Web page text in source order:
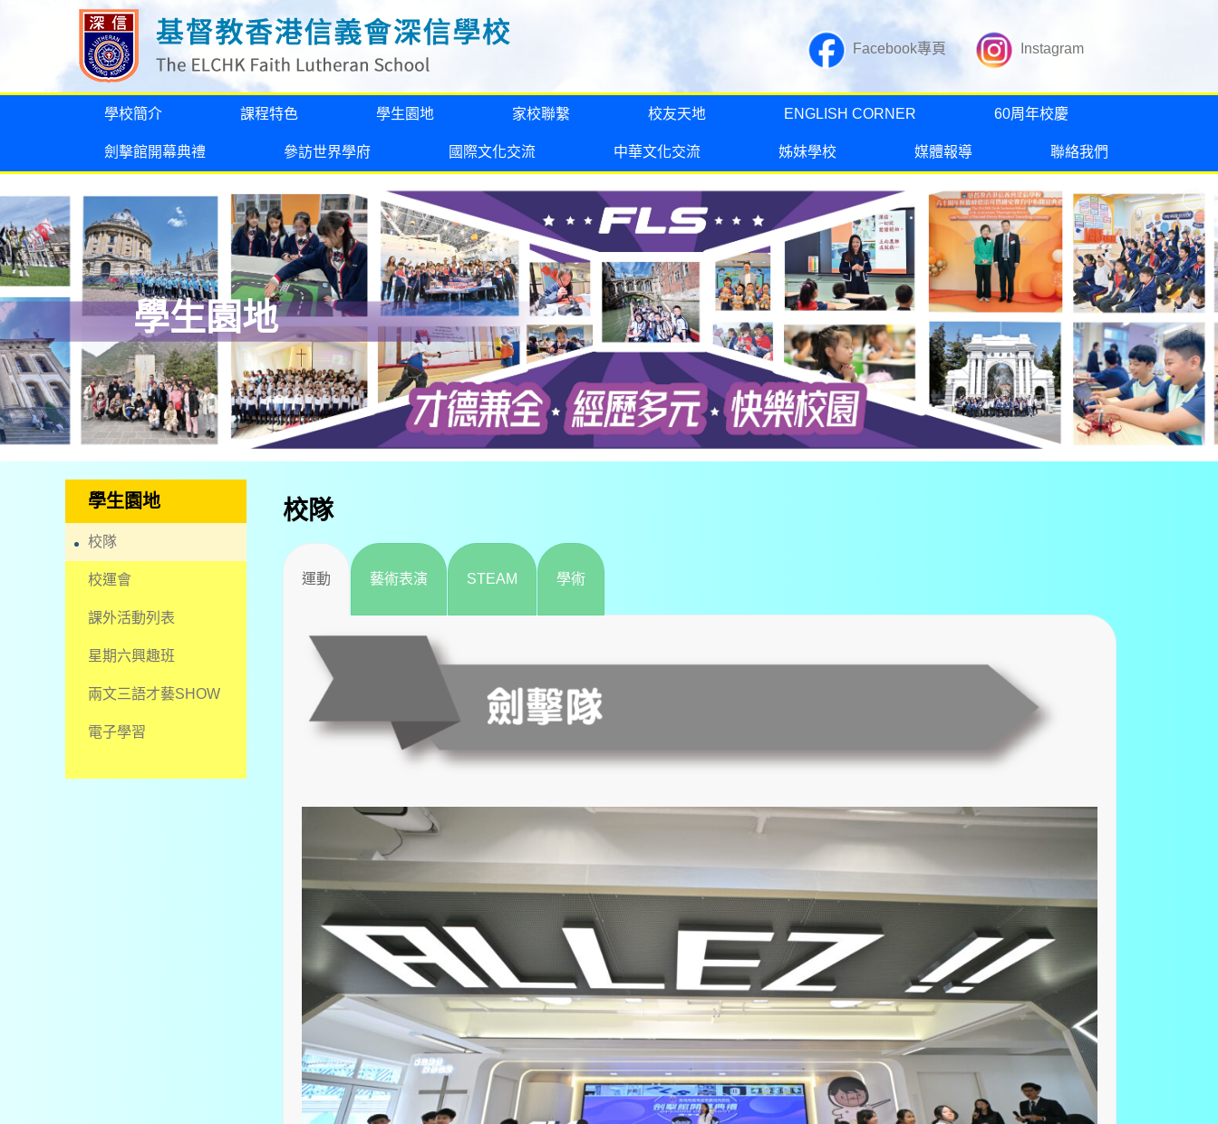
Facebook專頁 Instagram
學校簡介 課程特色 學生園地 家校聯繫 校友天地 ENGLISH CORNER 60周年校慶
劍擊館開幕典禮 參訪世界學府 國際文化交流 中華文化交流 姊妹學校 媒體報導 聯絡我們
學生園地
學生園地
校隊
校運會
課外活動列表
星期六興趣班
兩文三語才藝SHOW
電子學習
校隊
運動 藝術表演 STEAM 學術